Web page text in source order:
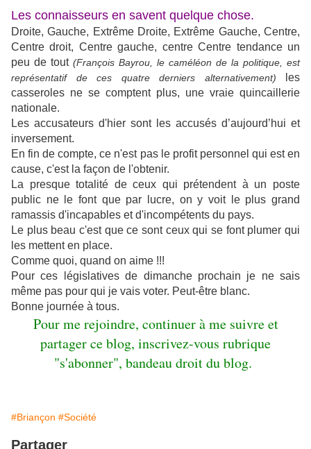
Les connaisseurs en savent quelque chose.
Droite, Gauche, Extrême Droite, Extrême Gauche, Centre,
Centre droit, Centre gauche, centre Centre tendance un
peu de tout (François Bayrou, le caméléon de la politique, est
représentatif de ces quatre derniers alternativement) les
casseroles ne se comptent plus, une vraie quincaillerie
nationale.
Les accusateurs d'hier sont les accusés d’aujourd’hui et
inversement.
En fin de compte, ce n'est pas le profit personnel qui est en
cause, c'est la façon de l'obtenir.
La presque totalité de ceux qui prétendent à un poste
public ne le font que par lucre, on y voit le plus grand
ramassis d'incapables et d'incompétents du pays.
Le plus beau c'est que ce sont ceux qui se font plumer qui
les mettent en place.
Comme quoi, quand on aime !!!
Pour ces législatives de dimanche prochain je ne sais
même pas pour qui je vais voter. Peut-être blanc.
Bonne journée à tous.
Pour me rejoindre, continuer à me suivre et
partager ce blog, inscrivez-vous rubrique
"s'abonner", bandeau droit du blog.
#Briançon #Société
Partager